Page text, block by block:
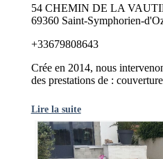
54 CHEMIN DE LA
69360 Saint-Symphorien-
+33679808643
Crée en 2014, nous
des prestations de :
Lire la suite